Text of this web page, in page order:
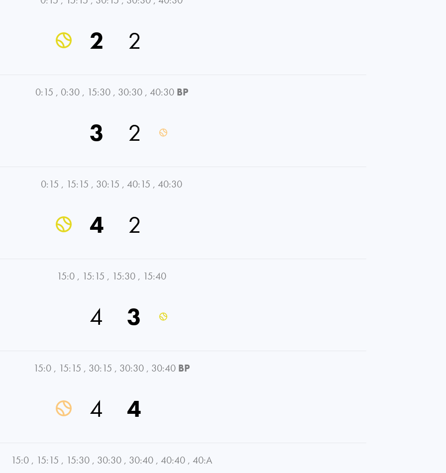
2 2
0:15 , 0:30 , 15:30 , 30:30 , 40:30 BP
3 2
0:15 , 15:15 , 30:15 , 40:15 , 40:30
4 2
15:0 , 15:15 , 15:30 , 15:40
4 3
15:0 , 15:15 , 30:15 , 30:30 , 30:40 BP
4 4
15:0 , 15:15 , 15:30 , 30:30 , 30:40 , 40:40 , 40:A